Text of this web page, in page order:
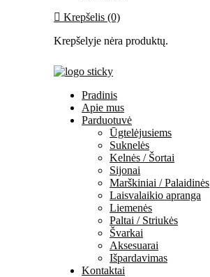
Krepšelis (0)
Krepšelyje nėra produktų.
Pradinis
Apie mus
Parduotuvė
Ūgtelėjusiems
Suknelės
Kelnės / Šortai
Sijonai
Marškiniai / Palaidinės
Laisvalaikio apranga
Liemenės
Paltai / Striukės
Švarkai
Aksesuarai
Išpardavimas
Kontaktai